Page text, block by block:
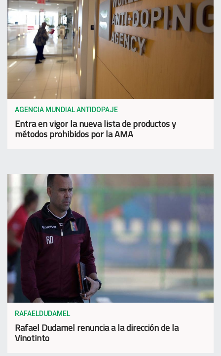
AGENCIA MUNDIAL ANTIDOPAJE
Entra en vigor la nueva lista de productos y
métodos prohibidos por la AMA
RAFAELDUDAMEL
Rafael Dudamel renuncia a la dirección de la
Vinotinto